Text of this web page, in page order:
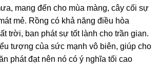
mang đến cho mùa màng, cây cối sự
mẻ. Rồng có khả năng điều hòa
trời, ban phát sự tốt lành cho trần gian.
tượng của sức mạnh vô biên, giúp cho
phát đạt nên nó có ý nghĩa tối cao